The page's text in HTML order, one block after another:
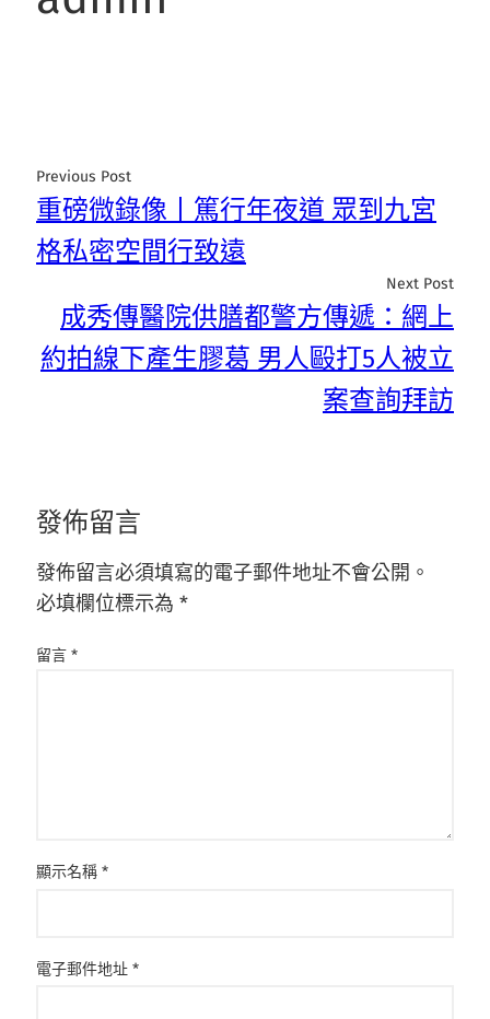
Previous Post
重磅微錄像丨篤行年夜道 眾到九宮
格私密空間行致遠
Next Post
成秀傳醫院供膳都警方傳遞：網上
約拍線下產生膠葛 男人毆打5人被立
案查詢拜訪
發佈留言
發佈留言必須填寫的電子郵件地址不會公開。
必填欄位標示為 *
留言 *
顯示名稱 *
電子郵件地址 *